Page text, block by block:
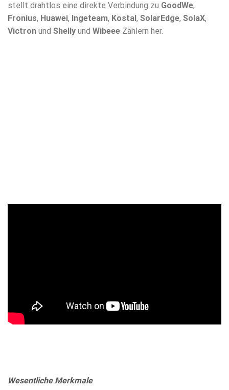
stellt drahtlos eine direkte Verbindung zu GoodWe,
Fronius, Huawei, Ingeteam, Kostal, SolarEdge, SolaX,
Victron und Shelly und Wibeee Zählern her.
Wesentliche Merkmale